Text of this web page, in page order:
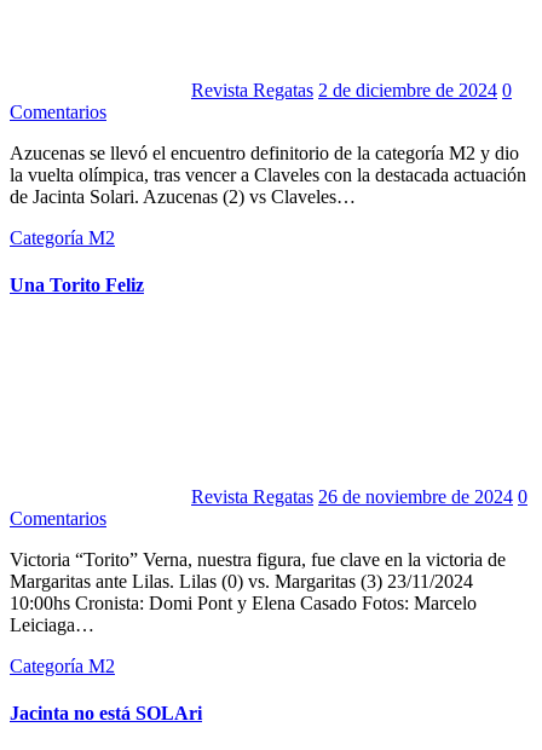
Revista Regatas 2 de diciembre de 2024 0
Comentarios
Azucenas se llevó el encuentro definitorio de la categoría M2 y dio
la vuelta olímpica, tras vencer a Claveles con la destacada actuación
de Jacinta Solari. Azucenas (2) vs Claveles…
Categoría M2
Una Torito Feliz
Revista Regatas 26 de noviembre de 2024 0
Comentarios
Victoria “Torito” Verna, nuestra figura, fue clave en la victoria de
Margaritas ante Lilas. Lilas (0) vs. Margaritas (3) 23/11/2024
10:00hs Cronista: Domi Pont y Elena Casado Fotos: Marcelo
Leiciaga…
Categoría M2
Jacinta no está SOLAri